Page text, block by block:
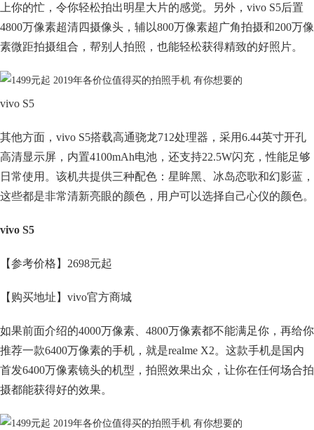
上你的忙，令你轻松拍出明星大片的感觉。另外，vivo S5后置
4800万像素超清四摄像头，辅以800万像素超广角拍摄和200万像
素微距拍摄组合，帮别人拍照，也能轻松获得精致的好照片。
vivo S5
其他方面，vivo S5搭载高通骁龙712处理器，采用6.44英寸开孔
高清显示屏，内置4100mAh电池，还支持22.5W闪充，性能足够
日常使用。该机共提供三种配色：星眸黑、冰岛恋歌和幻影蓝，
这些都是非常清新亮眼的颜色，用户可以选择自己心仪的颜色。
vivo S5
【参考价格】2698元起
【购买地址】vivo官方商城
如果前面介绍的4000万像素、4800万像素都不能满足你，再给你
推荐一款6400万像素的手机，就是realme X2。这款手机是国内
首发6400万像素镜头的机型，拍照效果出众，让你在任何场合拍
摄都能获得好的效果。